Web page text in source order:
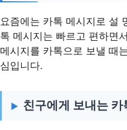
요즘에는 카톡 메시지로 설
톡 메시지는 빠르고 편하면
메시지를 카톡으로 보낼 때
심입니다.
친구에게 보내는 카